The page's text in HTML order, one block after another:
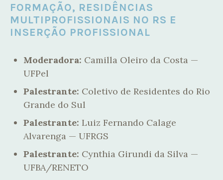
FORMAÇÃO, RESIDÊNCIAS
MULTIPROFISSIONAIS NO RS E
INSERÇÃO PROFISSIONAL
Moderadora: Camilla Oleiro da Costa —
UFPel
Palestrante: Coletivo de Residentes do Rio
Grande do Sul
Palestrante: Luiz Fernando Calage
Alvarenga — UFRGS
Palestrante: Cynthia Girundi da Silva —
UFBA/RENETO